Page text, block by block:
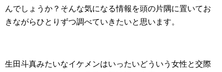
んでしょうか？そんな気になる情報を頭の片隅に置いてお
きながらひとりずつ調べていきたいと思います。
生田斗真みたいなイケメンはいったいどういう女性と交際